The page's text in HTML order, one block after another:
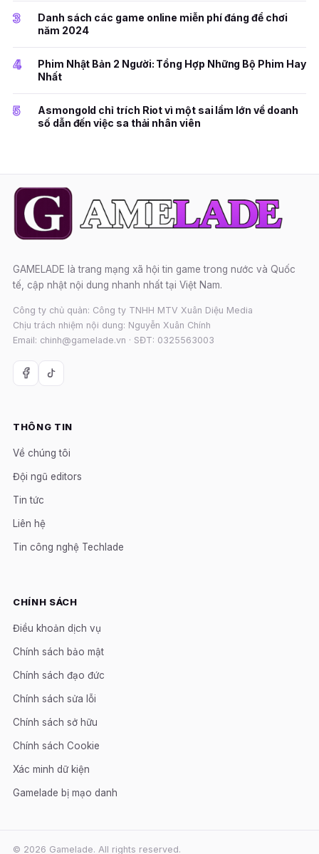
3
Danh sách các game online miễn phí đáng để chơi
năm 2024
4
Phim Nhật Bản 2 Người: Tổng Hợp Những Bộ Phim Hay
Nhất
5
Asmongold chỉ trích Riot vì một sai lầm lớn về doanh
số dẫn đến việc sa thải nhân viên
GAMELADE là trang mạng xã hội tin game trong nước và Quốc
tế, cập nhật nội dung nhanh nhất tại Việt Nam.
Công ty chủ quản: Công ty TNHH MTV Xuân Diệu Media
Chịu trách nhiệm nội dung: Nguyễn Xuân Chính
Email: chinh@gamelade.vn · SĐT: 0325563003
THÔNG TIN
Về chúng tôi
Đội ngũ editors
Tin tức
Liên hệ
Tin công nghệ Techlade
CHÍNH SÁCH
Điều khoản dịch vụ
Chính sách bảo mật
Chính sách đạo đức
Chính sách sửa lỗi
Chính sách sở hữu
Chính sách Cookie
Xác minh dữ kiện
Gamelade bị mạo danh
© 2026 Gamelade. All rights reserved.